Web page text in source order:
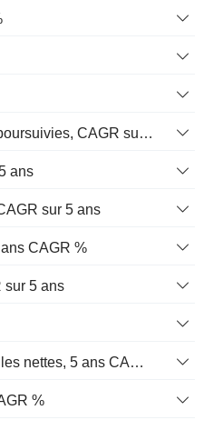
Bénéfices des activités poursuivies, CAGR sur 5 ans
ans
sur 5 ans
CAGR %
sur 5 ans
Immobilisations corporelles nettes, 5 ans CAGR %
%